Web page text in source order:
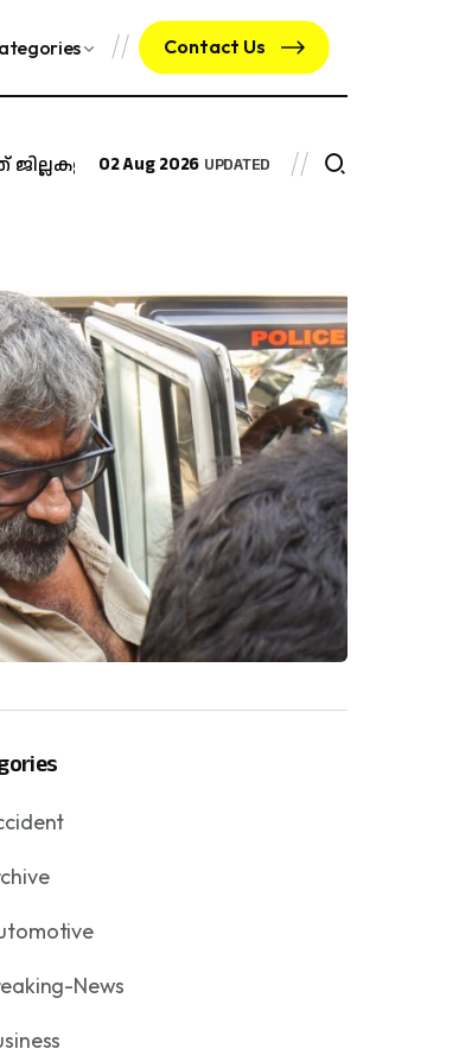
Contact Us
വിദ്യാഭ്യാസ സ്ഥാപനങ്ങൾക്ക്...
02 Aug 2026 UPDATED
News